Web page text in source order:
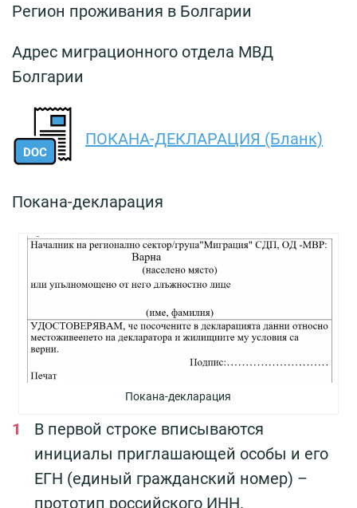
Регион проживания в Болгарии
Адрес миграционного отдела МВД
Болгарии
ПОКАНА-ДЕКЛАРАЦИЯ (Бланк)
Покана-декларация
Покана-декларация
В первой строке вписываются
инициалы приглашающей особы и его
ЕГН (единый гражданский номер) –
прототип российского ИНН.